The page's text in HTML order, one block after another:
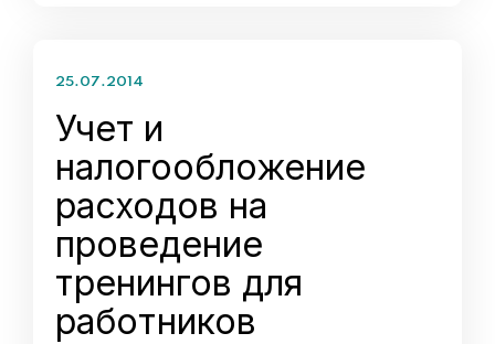
25.07.2014
Учет и
налогообложение
расходов на
проведение
тренингов для
работников